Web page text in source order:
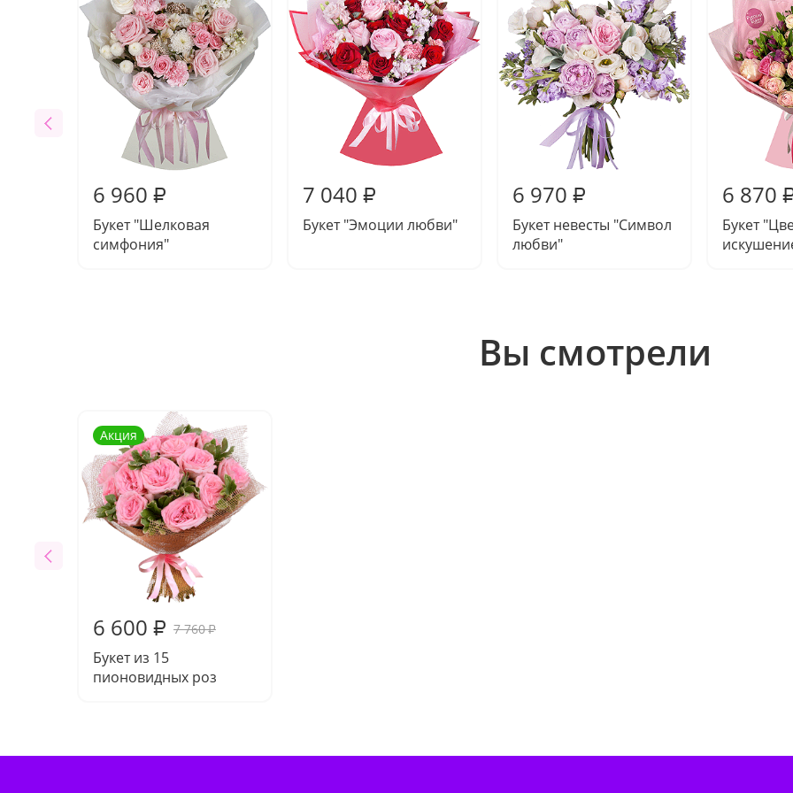
6 960 ₽
Букет "Шелковая
симфония"
7 040 ₽
Букет "Эмоции любви"
6 970 ₽
Букет невесты "Символ
любви"
6 870
Букет
Вы смотрели
Акция
6 600 ₽ 7 760₽
Букет из 15
пионовидных роз